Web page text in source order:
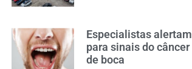
Especialistas alertam
para sinais do câncer
de boca